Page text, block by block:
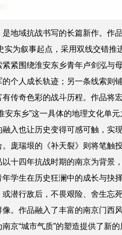
地域抗战书写的长篇新作。作
实为叙事起点，采用双线交错推
紧围绕淮安东乡青年卢剑泓与
个人成长轨迹；另一条线索则
传奇色彩的战斗历程。作品将
安东乡”这一具体的地理文化单元
入也让历史变得可感可触，实
庞瑞垠的《补天裂》则将笔触
十四年抗战时期的南京为背景
学生在历史狂澜中的成长与抉
潜行敌后，不畏艰险、舍生忘
。作品融入了丰富的南京门西
京“城市气质”的塑造提供了新的